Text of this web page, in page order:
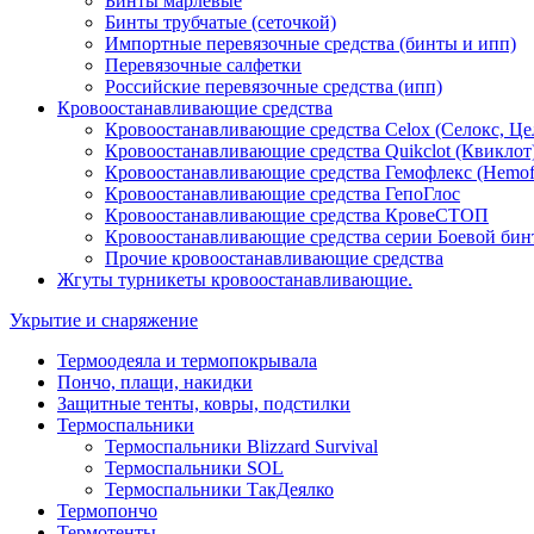
Бинты трубчатые (сеточкой)
Импортные перевязочные средства (бинты и ипп)
Перевязочные салфетки
Российские перевязочные средства (ипп)
Кровоостанавливающие средства
Кровоостанавливающие средства Celox (Селокс,
Кровоостанавливающие средства Quikclot
Кровоостанавливающие средства Гемофлекс
Кровоостанавливающие средства ГепоГлос
Кровоостанавливающие средства КровеСТОП
Кровоостанавливающие средства серии Боевой
Прочие кровоостанавливающие средства
Жгуты турникеты кровоостанавливающие.
Укрытие и снаряжение
Термоодеяла и термопокрывала
Пончо, плащи, накидки
Защитные тенты, ковры, подстилки
Термоспальники
Термоспальники Blizzard Survival
Термоспальники SOL
Термоспальники ТакДеялко
Термопончо